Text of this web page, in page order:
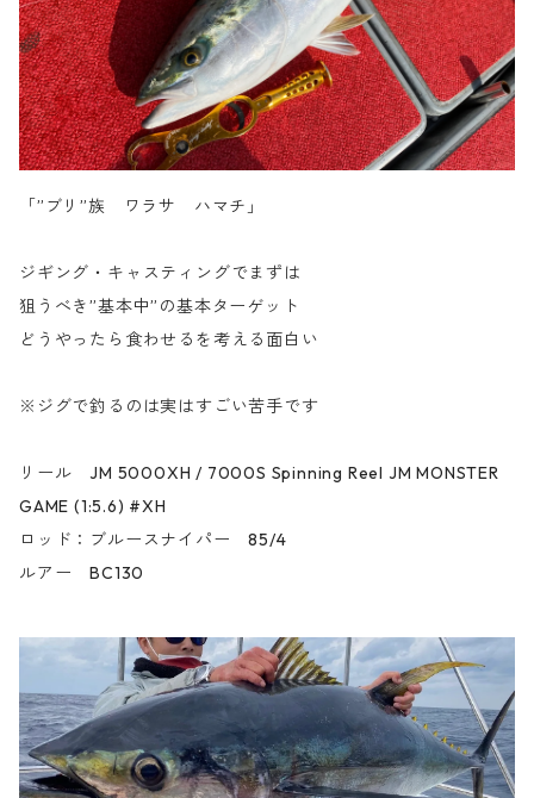
「”ブリ”族 ワラサ ハマチ」
ジギング・キャスティングでまずは
狙うべき”基本中”の基本ターゲット
どうやったら食わせるを考える面白い
※ジグで釣るのは実はすごい苦手です
リール JM 5000XH / 7000S Spinning Reel JM MONSTER
GAME (1:5.6) #XH
ロッド：ブルースナイパー 85/4
ルアー BC130